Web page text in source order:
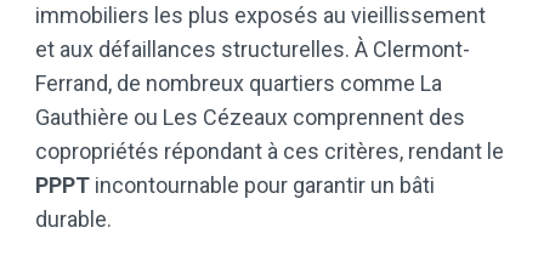
immobiliers les plus exposés au vieillissement
et aux défaillances structurelles. À Clermont-
Ferrand, de nombreux quartiers comme La
Gauthière ou Les Cézeaux comprennent des
copropriétés répondant à ces critères, rendant le
PPPT incontournable pour garantir un bâti
durable.